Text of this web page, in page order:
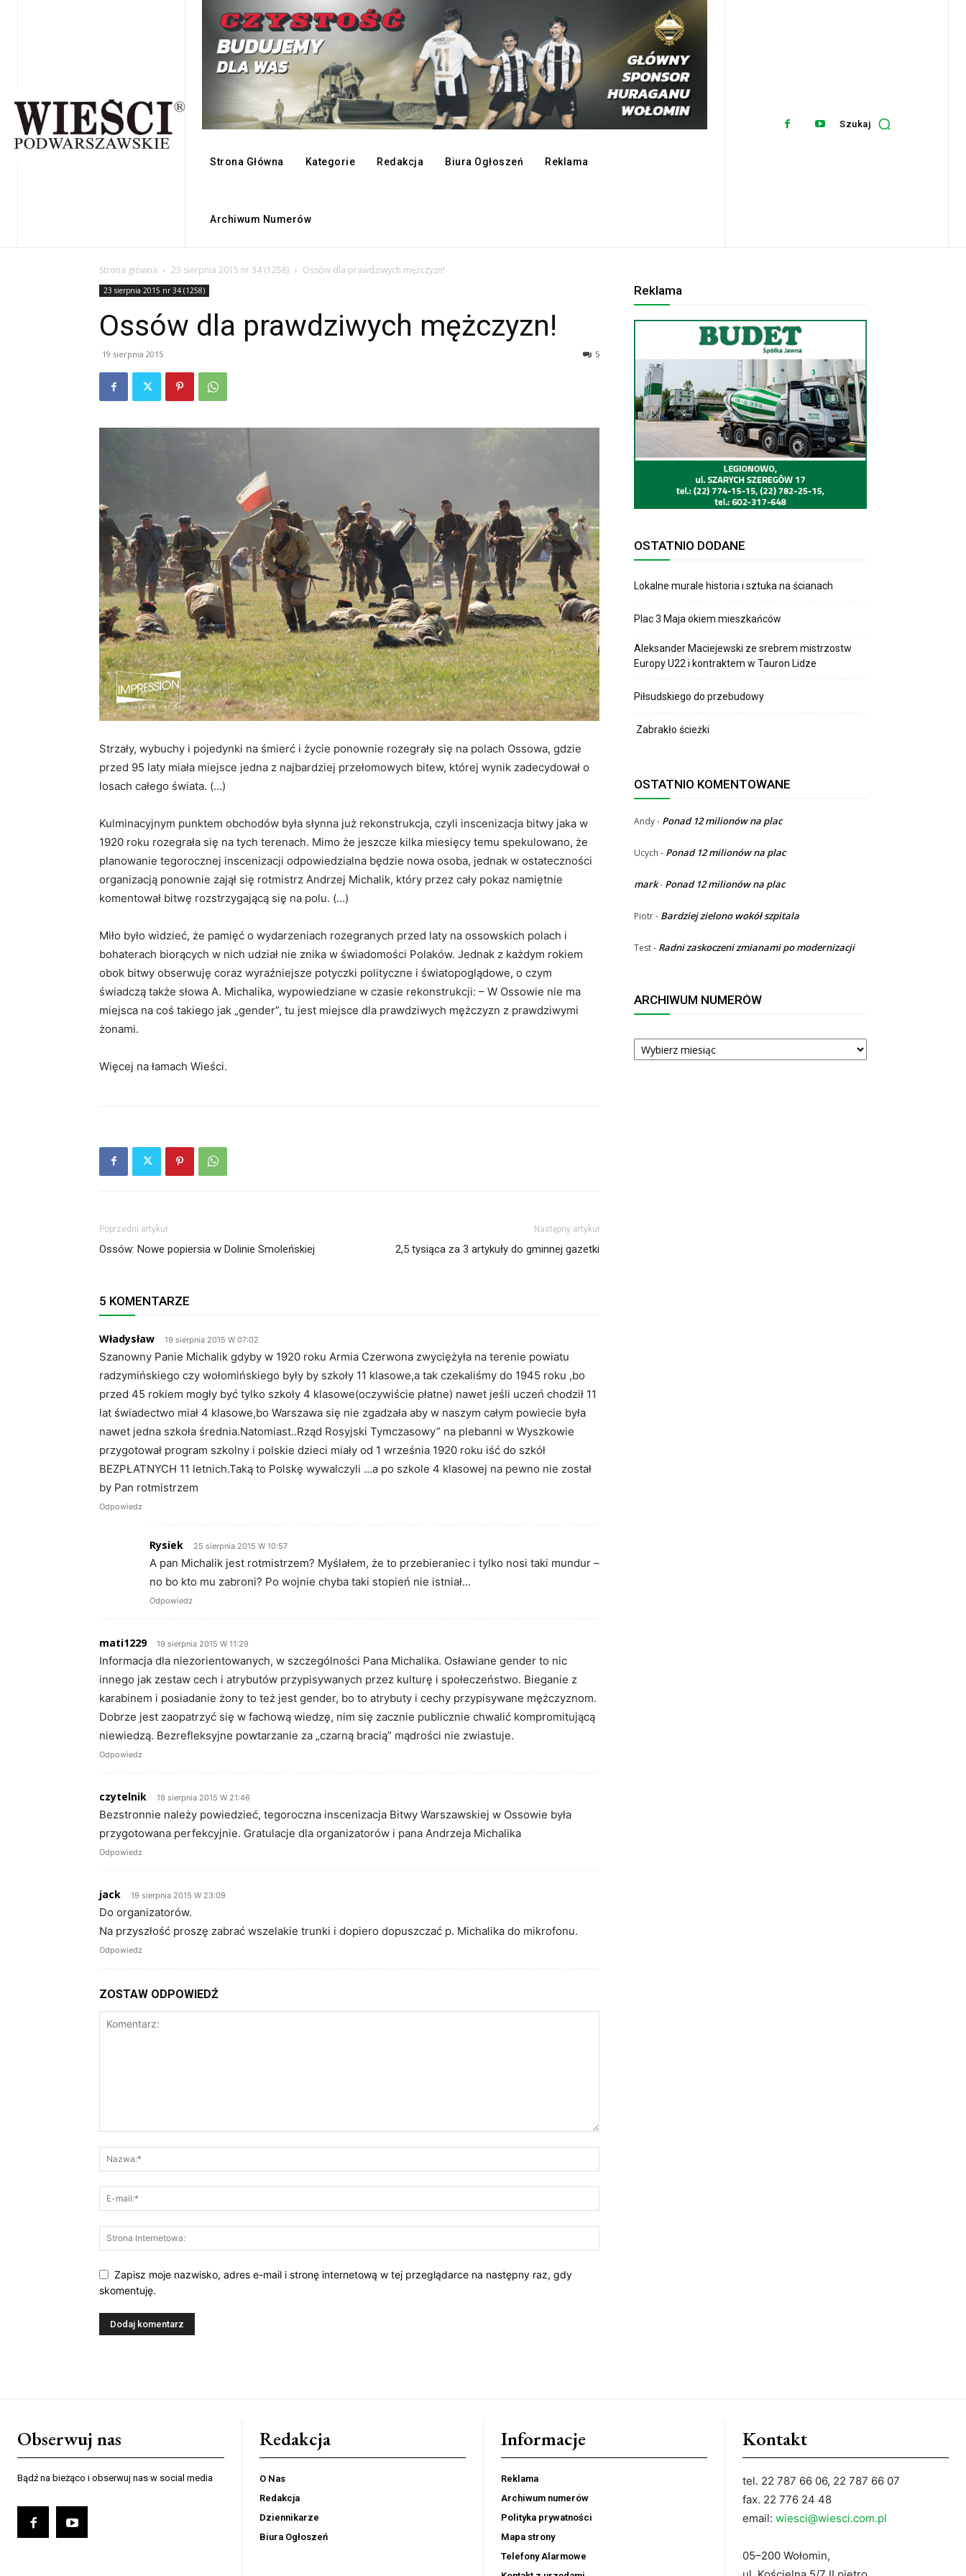
Strona Główna Kategorie Redakcja Biura Ogłoszeń Reklama
Archiwum Numerów
Szukaj
Strona główna 23 sierpnia 2015 nr 34 (1258) Ossów dla prawdziwych mężczyzn!
23 sierpnia 2015 nr 34 (1258)
Ossów dla prawdziwych mężczyzn!
19 sierpnia 2015 5
Strzały, wybuchy i pojedynki na śmierć i życie ponownie rozegrały się na polach Ossowa, gdzie
przed 95 laty miała miejsce jedna z najbardziej przełomowych bitew, której wynik zadecydował o
losach całego świata. (…)
Kulminacyjnym punktem obchodów była słynna już rekonstrukcja, czyli inscenizacja bitwy jaka w
1920 roku rozegrała się na tych terenach. Mimo że jeszcze kilka miesięcy temu spekulowano, że
planowanie tegorocznej inscenizacji odpowiedzialna będzie nowa osoba, jednak w ostateczności
organizacją ponownie zajął się rotmistrz Andrzej Michalik, który przez cały pokaz namiętnie
komentował bitwę rozstrzygającą się na polu. (…)
Miło było widzieć, że pamięć o wydarzeniach rozegranych przed laty na ossowskich polach i
bohaterach biorących w nich udział nie znika w świadomości Polaków. Jednak z każdym rokiem
obok bitwy obserwuję coraz wyraźniejsze potyczki polityczne i światopoglądowe, o czym
świadczą także słowa A. Michalika, wypowiedziane w czasie rekonstrukcji: – W Ossowie nie ma
miejsca na coś takiego jak „gender”, tu jest miejsce dla prawdziwych mężczyzn z prawdziwymi
żonami.
Więcej na łamach Wieści.
Poprzedni artykuł
Ossów: Nowe popiersia w Dolinie Smoleńskiej
Następny artykuł
2,5 tysiąca za 3 artykuły do gminnej gazetki
5 KOMENTARZE
Władysław 19 sierpnia 2015 W 07:02
Szanowny Panie Michalik gdyby w 1920 roku Armia Czerwona zwyciężyła na terenie powiatu
radzymińskiego czy wołomińskiego były by szkoły 11 klasowe,a tak czekaliśmy do 1945 roku ,bo
przed 45 rokiem mogły być tylko szkoły 4 klasowe(oczywiście płatne) nawet jeśli uczeń chodził 11
lat świadectwo miał 4 klasowe,bo Warszawa się nie zgadzała aby w naszym całym powiecie była
nawet jedna szkoła średnia.Natomiast..Rząd Rosyjski Tymczasowy” na plebanni w Wyszkowie
przygotował program szkolny i polskie dzieci miały od 1 września 1920 roku iść do szkół
BEZPŁATNYCH 11 letnich.Taką to Polskę wywalczyli …a po szkole 4 klasowej na pewno nie został
by Pan rotmistrzem
Odpowiedz
Rysiek 25 sierpnia 2015 W 10:57
A pan Michalik jest rotmistrzem? Myślałem, że to przebieraniec i tylko nosi taki mundur –
no bo kto mu zabroni? Po wojnie chyba taki stopień nie istniał…
Odpowiedz
mati1229 19 sierpnia 2015 W 11:29
Informacja dla niezorientowanych, w szczególności Pana Michalika. Osławiane gender to nic
innego jak zestaw cech i atrybutów przypisywanych przez kulturę i społeczeństwo. Bieganie z
karabinem i posiadanie żony to też jest gender, bo to atrybuty i cechy przypisywane mężczyznom.
Dobrze jest zaopatrzyć się w fachową wiedzę, nim się zacznie publicznie chwalić kompromitującą
niewiedzą. Bezrefleksyjne powtarzanie za „czarną bracią” mądrości nie zwiastuje.
Odpowiedz
czytelnik 19 sierpnia 2015 W 21:46
Bezstronnie należy powiedzieć, tegoroczna inscenizacja Bitwy Warszawskiej w Ossowie była
przygotowana perfekcyjnie. Gratulacje dla organizatorów i pana Andrzeja Michalika
Odpowiedz
jack 19 sierpnia 2015 W 23:09
Do organizatorów.
Na przyszłość proszę zabrać wszelakie trunki i dopiero dopuszczać p. Michalika do mikrofonu.
Odpowiedz
ZOSTAW ODPOWIEDŹ
Zapisz moje nazwisko, adres e-mail i stronę internetową w tej przeglądarce na następny raz, gdy
skomentuję.
Reklama
OSTATNIO DODANE
Lokalne murale historia i sztuka na ścianach
Plac 3 Maja okiem mieszkańców
Aleksander Maciejewski ze srebrem mistrzostw
Europy U22 i kontraktem w Tauron Lidze
Piłsudskiego do przebudowy
Zabrakło ścieżki
OSTATNIO KOMENTOWANE
Andy- Ponad 12 milionów na plac
Ucych - Ponad 12 milionów na plac
mark- Ponad 12 milionów na plac
Piotr- Bardziej zielono wokół szpitala
Test- Radni zaskoczeni zmianami po modernizacji
ARCHIWUM NUMERÓW
ARCHIWUM
NUMERÓW
Obserwuj nas
Bądź na bieżąco i obserwuj nas w social media
Redakcja
O Nas
Redakcja
Dziennikarze
Biura Ogłoszeń
Informacje
Reklama
Archiwum numerów
Polityka prywatności
Mapa strony
Telefony Alarmowe
Kontakt
tel. 22 787 66 06, 22 787 66 07
fax. 22 776 24 48
email: wiesci@wiesci.com.pl
05–200 Wołomin,